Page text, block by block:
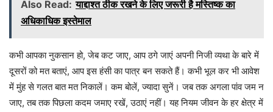
Also Read: याद्दाश्त ठीक रखने के लिए जरूरी है मस्तिष्क का
अधिकाधिक इस्तेमाल
कभी आपका नुकसान हो, जेब कट जाए, आप ठगे जाएं अपनी निजी व्यथा के बारे में
दूसरों को मत बताएं, आप इस हंसी का पात्र बन सकते हैं। कभी भूल कर भी आवेश
में मुंह से गलत बात मत निकालें। कम बोलें, ज्यादा सुनें। जब तक अगला पांव जम न
जाए, तब तक पिछला कदम जमाए रखें, उठाएं नहीं। यह नियम जीवन के हर क्षेत्र में